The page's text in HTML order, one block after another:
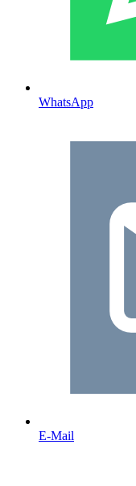
WhatsApp
E-Mail